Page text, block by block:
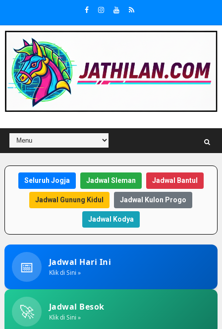
Seluruh Jogja Jadwal Sleman Jadwal Bantul
Jadwal Gunung Kidul Jadwal Kulon Progo
Jadwal Kodya
📅 Jadwal Hari Ini
Klik di Sini »
🚀 Jadwal Besok
Klik di Sini »